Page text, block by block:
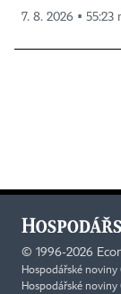
7. 8. 2026 ▪ 55:23
© 1996-2026
Hospodářské
Hospodářské noviny